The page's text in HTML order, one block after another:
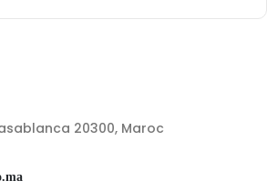
20300, Maroc